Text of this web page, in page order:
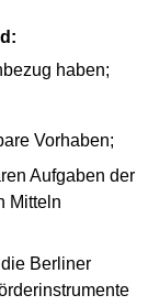
haben;
Vorhaben;
Aufgaben der
Mitteln
Berliner